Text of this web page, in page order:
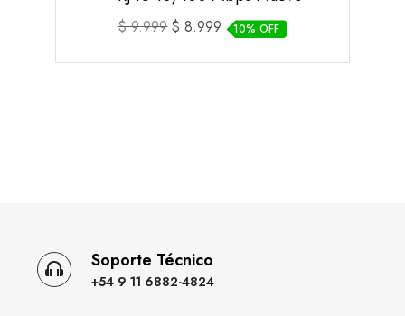
$9.999 El
original
$ 8.999 El
precio
actual
10% OFF
Soporte Técnico
+54 9 11 6882-4824